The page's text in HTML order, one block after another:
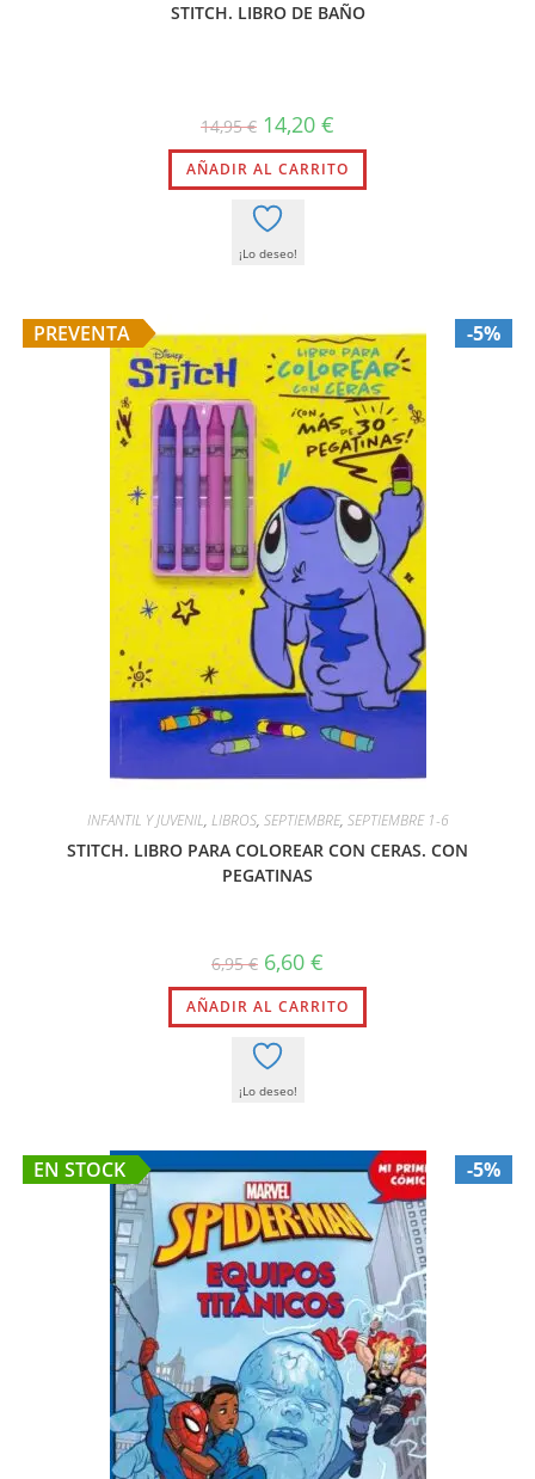
STITCH. LIBRO DE BAÑO
14,95€ El
precio
original
era:
14,95 €.
14,20 €
actual
es:
14,20 €.
AÑADIR AL CARRITO
¡Lo deseo!
PREVENTA -5%
INFANTIL Y JUVENIL, LIBROS, SEPTIEMBRE, SEPTIEMBRE 1-6
STITCH. LIBRO PARA COLOREAR CON CERAS. CON
PEGATINAS
6,95€ El
precio
original
era:
6,95 €.
6,60 €
actual
es:
6,60 €.
AÑADIR AL CARRITO
¡Lo deseo!
EN STOCK -5%